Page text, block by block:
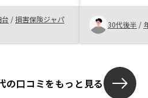
ものに感じま
/損害保険ジャパ
ただけること
談での説明の
身で調べ不安
けてみること
話を進めるこ
意思決定する
ちらから依頼
30代後半 /
の口コミをもっと見る